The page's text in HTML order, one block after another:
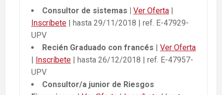
Consultor de sistemas | Ver Oferta |
Inscríbete | hasta 29/11/2018 | ref. E-47929-
UPV
Recién Graduado con francés | Ver Oferta
| Inscríbete | hasta 26/12/2018 | ref. E-47957-
UPV
Consultor/a junior de Riesgos